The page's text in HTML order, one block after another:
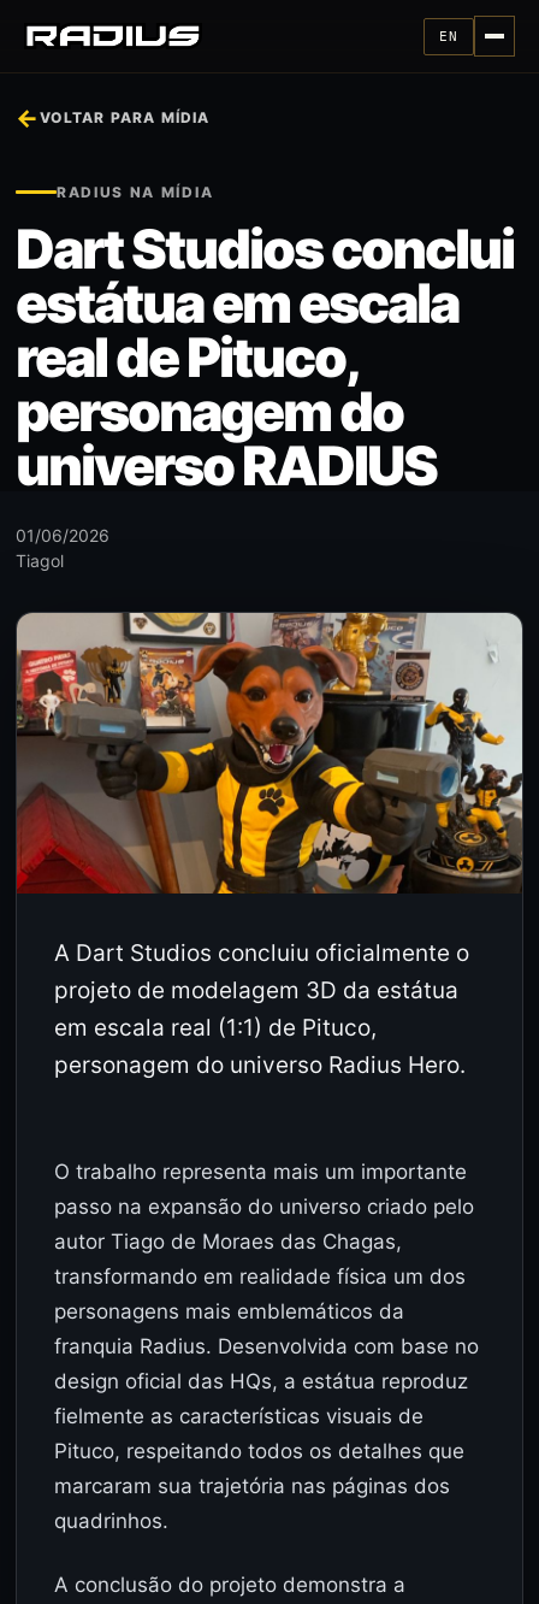
EN
←VOLTAR PARA MÍDIA
RADIUS NA MÍDIA
Dart Studios conclui
estátua em escala
real de Pituco,
personagem do
universo RADIUS
01/06/2026
Tiagol
A Dart Studios concluiu oficialmente o
projeto de modelagem 3D da estátua
em escala real (1:1) de Pituco,
personagem do universo Radius Hero.
O trabalho representa mais um importante
passo na expansão do universo criado pelo
autor Tiago de Moraes das Chagas,
transformando em realidade física um dos
personagens mais emblemáticos da
franquia Radius. Desenvolvida com base no
design oficial das HQs, a estátua reproduz
fielmente as características visuais de
Pituco, respeitando todos os detalhes que
marcaram sua trajetória nas páginas dos
quadrinhos.
A conclusão do projeto demonstra a